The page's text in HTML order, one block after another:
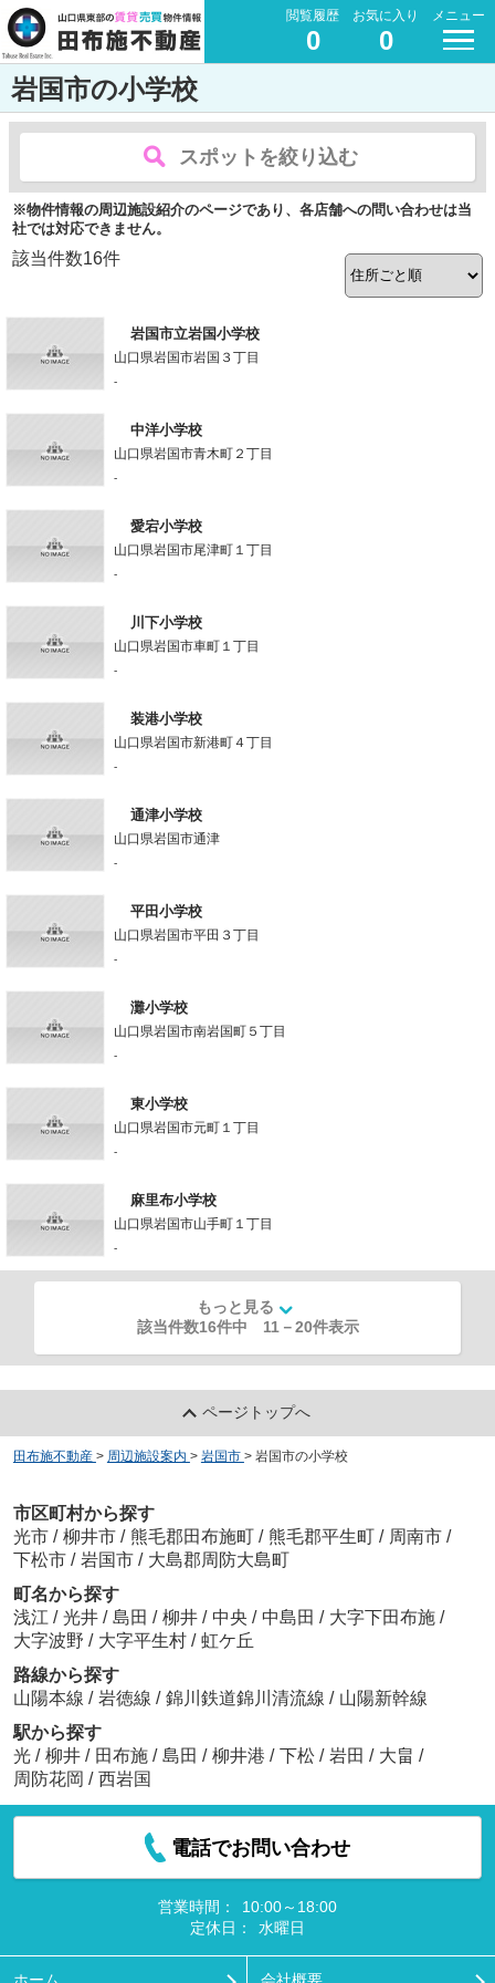
閲覧履歴
0
お気に入り
0
メニュー
岩国市の小学校
スポットを絞り込む
※物件情報の周辺施設紹介のページであり、各店舗への問い合わせは当
社では対応できません。
該当件数16件
岩国市立岩国小学校
山口県岩国市岩国３丁目
-
中洋小学校
山口県岩国市青木町２丁目
-
愛宕小学校
山口県岩国市尾津町１丁目
-
川下小学校
山口県岩国市車町１丁目
-
装港小学校
山口県岩国市新港町４丁目
-
通津小学校
山口県岩国市通津
-
平田小学校
山口県岩国市平田３丁目
-
灘小学校
山口県岩国市南岩国町５丁目
-
東小学校
山口県岩国市元町１丁目
-
麻里布小学校
山口県岩国市山手町１丁目
-
もっと見る
該当件数16件中 11 －20件表示
ページトップへ
田布施不動産 > 周辺施設案内 > 岩国市 > 岩国市の小学校
市区町村から探す
光市 / 柳井市 / 熊毛郡田布施町 / 熊毛郡平生町 / 周南市 /
下松市 / 岩国市 / 大島郡周防大島町
町名から探す
浅江 / 光井 / 島田 / 柳井 / 中央 / 中島田 / 大字下田布施 /
大字波野 / 大字平生村 / 虹ケ丘
路線から探す
山陽本線 / 岩徳線 / 錦川鉄道錦川清流線 / 山陽新幹線
駅から探す
光 / 柳井 / 田布施 / 島田 / 柳井港 / 下松 / 岩田 / 大畠 /
周防花岡 / 西岩国
電話でお問い合わせ
営業時間：
10:00～18:00
定休日：
水曜日